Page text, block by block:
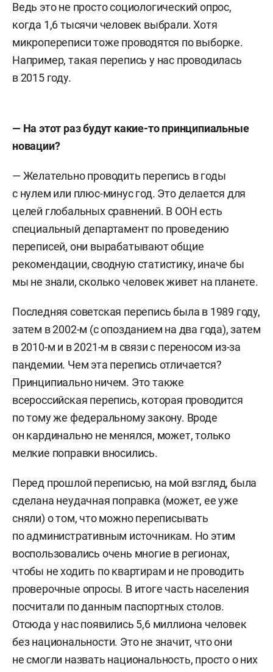
Ведь это не просто социологический опрос,
когда 1,6 тысячи человек выбрали. Хотя
микропереписи тоже проводятся по выборке.
Например, такая перепись у нас проводилась
в 2015 году.
— На этот раз будут какие-то принципиальные
новации?
— Желательно проводить перепись в годы
с нулем или плюс-минус год. Это делается для
целей глобальных сравнений. В ООН есть
специальный департамент по проведению
переписей, они вырабатывают общие
рекомендации, сводную статистику, иначе бы
мы не знали, сколько человек живет на планете.
Последняя советская перепись была в 1989 году,
затем в 2002-м (с опозданием на два года), затем
в 2010-м и в 2021-м в связи с переносом из-за
пандемии. Чем эта перепись отличается?
Принципиально ничем. Это также
всероссийская перепись, которая проводится
по тому же федеральному закону. Вроде
он кардинально не менялся, может, только
мелкие поправки вносились.
Перед прошлой переписью, на мой взгляд, была
сделана неудачная поправка (может, ее уже
сняли) о том, что можно переписывать
по административным источникам. Но этим
воспользовались очень многие в регионах,
чтобы не ходить по квартирам и не проводить
проверочные опросы. В итоге часть населения
посчитали по данным паспортных столов.
Отсюда у нас появились 5,6 миллиона человек
без национальности. Это не значит, что они
не смогли назвать национальность, просто о них